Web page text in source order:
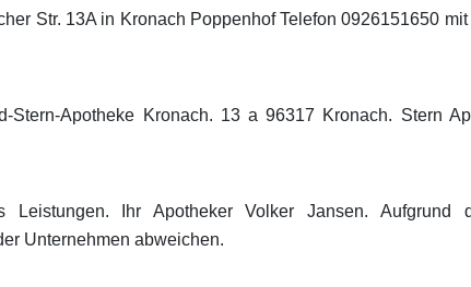
Str. 13A in Kronach Poppenhof Telefon 0926151650
Stern-Apotheke Kronach. 13 a 96317 Kronach. Stern
Leistungen. Ihr Apotheker Volker Jansen. Aufgrund
Unternehmen abweichen.